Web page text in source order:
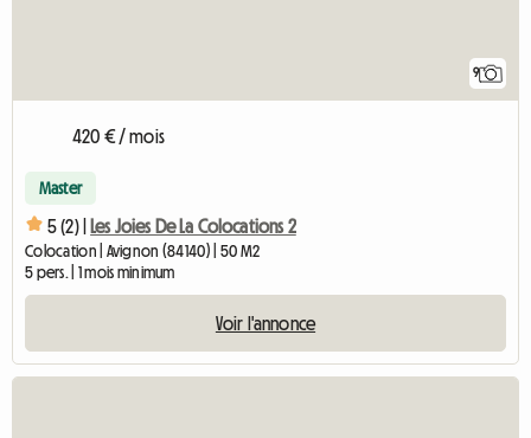
9
420 € / mois
Master
5 (2) | Les Joies De La Colocations 2
Colocation | Avignon (84140) | 50 M2
5 pers. | 1 mois minimum
Voir l'annonce